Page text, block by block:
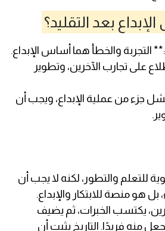
بعد التقليد؟
التجربة والخطأ هما أساس الإبداع.
على تجارب الآخرين، وتطوير
جزء من عملية الإبداع، ويجب أن
للتعلم والتطور، لكنه لا يجب أن
هو منصة للابتكار والإبداع.
يكتسب الخبرات، ثم يضيف
منه فريدًا. التاريخ يثبت أن